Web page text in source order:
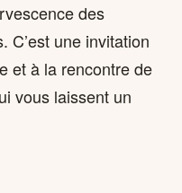
des
C’est une invitation
et à la rencontre de
vous laissent un